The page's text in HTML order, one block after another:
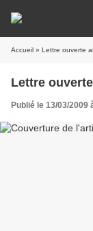
Accueil » Lettre ouverte
Lettre
Publié le 13/03/2009